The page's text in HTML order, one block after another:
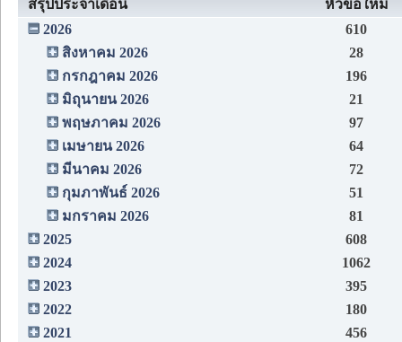
สรุปประจำเดือน
หัวข้อใหม่
2026
610
สิงหาคม 2026
28
กรกฎาคม 2026
196
มิถุนายน 2026
21
พฤษภาคม 2026
97
เมษายน 2026
64
มีนาคม 2026
72
กุมภาพันธ์ 2026
51
มกราคม 2026
81
2025
608
2024
1062
2023
395
2022
180
2021
456